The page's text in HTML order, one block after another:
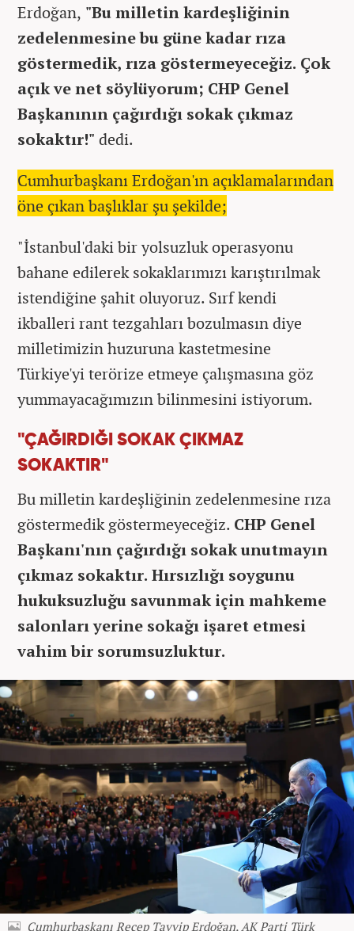
Erdoğan, "Bu milletin kardeşliğinin
zedelenmesine bu güne kadar rıza
göstermedik, rıza göstermeyeceğiz. Çok
açık ve net söylüyorum; CHP Genel
Başkanının çağırdığı sokak çıkmaz
sokaktır!" dedi.
Cumhurbaşkanı Erdoğan'ın açıklamalarından
öne çıkan başlıklar şu şekilde;
"İstanbul'daki bir yolsuzluk operasyonu
bahane edilerek sokaklarımızı karıştırılmak
istendiğine şahit oluyoruz. Sırf kendi
ikballeri rant tezgahları bozulmasın diye
milletimizin huzuruna kastetmesine
Türkiye'yi terörize etmeye çalışmasına göz
yummayacağımızın bilinmesini istiyorum.
"ÇAĞIRDIĞI SOKAK ÇIKMAZ
SOKAKTIR"
Bu milletin kardeşliğinin zedelenmesine rıza
göstermedik göstermeyeceğiz. CHP Genel
Başkanı'nın çağırdığı sokak unutmayın
çıkmaz sokaktır. Hırsızlığı soygunu
hukuksuzluğu savunmak için mahkeme
salonları yerine sokağı işaret etmesi
vahim bir sorumsuzluktur.
Cumhurbaşkanı Recep Tayyip Erdoğan, AK Parti Türk